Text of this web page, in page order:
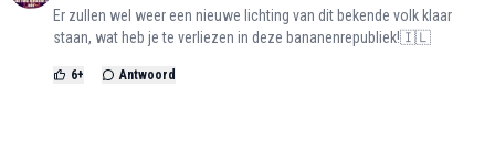
Er zullen wel weer een nieuwe lichting van dit bekende volk klaar
staan, wat heb je te verliezen in deze bananenrepubliek!🇮🇱
6+ Antwoord